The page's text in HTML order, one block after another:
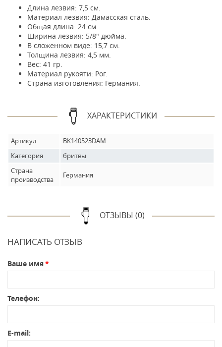
Длина лезвия: 7,5 см.
Материал лезвия: Дамасская сталь.
Общая длина: 24 см.
Ширина лезвия: 5/8" дюйма.
В сложенном виде: 15,7 см.
Толщина лезвия: 4,5 мм.
Вес: 41 гр.
Материал рукояти: Рог.
Страна изготовления: Германия.
ХАРАКТЕРИСТИКИ
Артикул
BK140523DAM
Категория
бритвы
Страна
производства
Германия
ОТЗЫВЫ (0)
НАПИСАТЬ ОТЗЫВ
Ваше имя
Телефон:
E-mail: